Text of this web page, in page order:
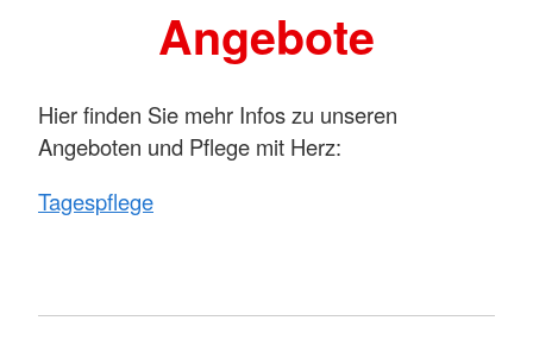
Angebote
Hier finden Sie mehr Infos zu unseren
Angeboten und Pflege mit Herz:
Tagespflege